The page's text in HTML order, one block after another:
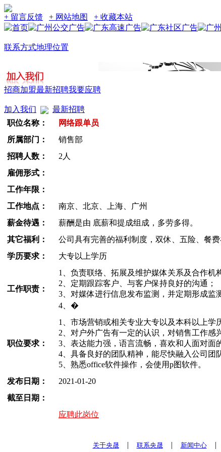
+ 留言反馈 + 网站地图 + 收藏本站
联系方式地理位置
招商加盟最新招聘我要应聘
加入我们
最新招聘
职位名称：
网络跟单员
所属部门：
销售部
招聘人数：
2人
雇佣形式：
工作年限：
工作地点：
南京、北京、上海、广州
薪金待遇：
薪酬是由 底薪和提成组成，多劳多得。
其它福利：
公司具有完善的福利制度，双休、五险、餐费
学历要求：
大专以上学历
工作职责：
1、负责联络、拓展及维护媒体关系及合作机
2、定期跟踪客户、与客户保持良好的沟通；
3、对媒体进行信息发布监测，并定期形成监
4、�
职位要求：
1、市场营销或相关专业大专以及本科以上学
2、对户外广告有一定的认识，对销售工作感
3、表达能力强，语言流畅，喜欢和人面对面
4、具备良好的团队精神，能尽快融入公司团
5、熟悉office软件操作，会使用p图软件。
发布日期：
2021-01-20
截至日期：
应聘此岗位
关于央晟| 联系央晟| 新闻中心|